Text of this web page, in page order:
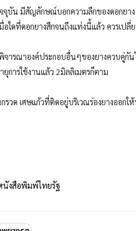
จุบัน มีสัญลักษณ์บอกความลึกของดอกยาง
อใดที่ดอกยางสึกจนถึงแท่งนี้แล้ว ควรเปลี่
จารณาองค์ประกอบอื่นๆของยางควบคู่กั
การใช้งานแล้ว 2มิลลิเมตรก็ตาม
รวด เศษแก้วที่ติดอยู่บริเวณร่องยางออก
นังสือพิมพ์ไทยรัฐ